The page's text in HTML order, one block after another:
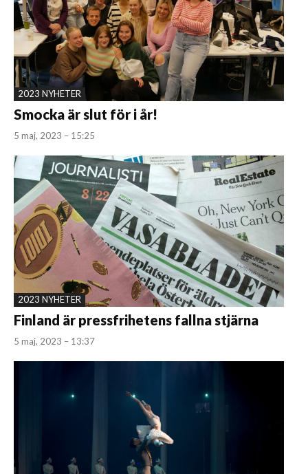
2023 NYHETER
Smocka är slut för i år!
5 maj, 2023 – 15:25
2023 NYHETER
Finland är pressfrihetens fallna stjärna
5 maj, 2023 – 13:37